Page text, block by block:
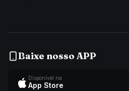
Baixe nosso APP
Disponível na
App Store